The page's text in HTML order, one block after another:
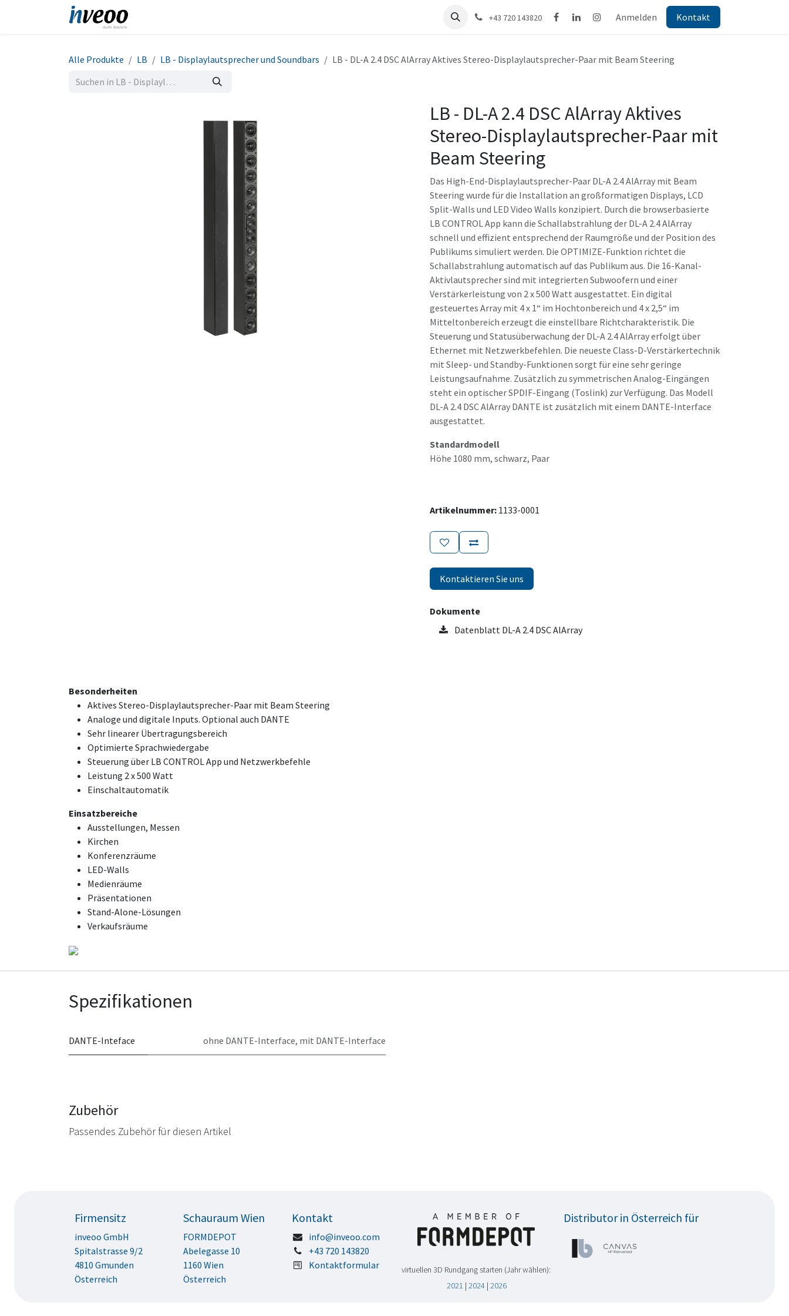
Zum Inhalt springen
+43 720 143820 Anmelden Kontakt
Alle Produkte LB LB - Displaylautsprecher und Soundbars LB - DL-A 2.4 DSC AlArray Aktives Stereo-Displaylautsprecher-Paar mit Beam Steering
LB - DL-A 2.4 DSC AlArray Aktives
Stereo-Displaylautsprecher-Paar mit
Beam Steering
Das High-End-Displaylautsprecher-Paar DL-A 2.4 AlArray mit Beam
Steering wurde für die Installation an großformatigen Displays, LCD
Split-Walls und LED Video Walls konzipiert. Durch die browserbasierte
LB CONTROL App kann die Schallabstrahlung der DL-A 2.4 AlArray
schnell und effizient entsprechend der Raumgröße und der Position des
Publikums simuliert werden. Die OPTIMIZE-Funktion richtet die
Schallabstrahlung automatisch auf das Publikum aus. Die 16-Kanal-
Aktivlautsprecher sind mit integrierten Subwoofern und einer
Verstärkerleistung von 2 x 500 Watt ausgestattet. Ein digital
gesteuertes Array mit 4 x 1“ im Hochtonbereich und 4 x 2,5“ im
Mitteltonbereich erzeugt die einstellbare Richtcharakteristik. Die
Steuerung und Statusüberwachung der DL-A 2.4 AlArray erfolgt über
Ethernet mit Netzwerkbefehlen. Die neueste Class-D-Verstärkertechnik
mit Sleep- und Standby-Funktionen sorgt für eine sehr geringe
Leistungsaufnahme. Zusätzlich zu symmetrischen Analog-Eingängen
steht ein optischer SPDIF-Eingang (Toslink) zur Verfügung. Das Modell
DL-A 2.4 DSC AlArray DANTE ist zusätzlich mit einem DANTE-Interface
ausgestattet.
Standardmodell
Höhe 1080 mm, schwarz, Paar
Artikelnummer: 1133-0001
Kontaktieren Sie uns
Dokumente
Datenblatt DL-A 2.4 DSC AlArray
Besonderheiten
Aktives Stereo-Displaylautsprecher-Paar mit Beam Steering
Analoge und digitale Inputs. Optional auch DANTE
Sehr linearer Übertragungsbereich
Optimierte Sprachwiedergabe
Steuerung über LB CONTROL App und Netzwerkbefehle
Leistung 2 x 500 Watt
Einschaltautomatik
Einsatzbereiche
Ausstellungen, Messen
Kirchen
Konferenzräume
LED-Walls
Medienräume
Präsentationen
Stand-Alone-Lösungen
Verkaufsräume
Spezifikationen
DANTE-Inteface ohne DANTE-Interface, mit DANTE-Interface
Zubehör
Passendes Zubehör für diesen Artikel
Firmensitz
inveoo GmbH
Spitalstrasse 9/2
4810 Gmunden
Österreich
Distributor in Österreich für
virtuellen 3D Rundgang starten (Jahr wählen):
2021 |2024 |2026
Schauraum Wien
FORMDEPOT
Abelegasse 10
1160 Wien
Österreich
Kontakt
info@inveoo.com
+43 720 143820
Kontaktformular